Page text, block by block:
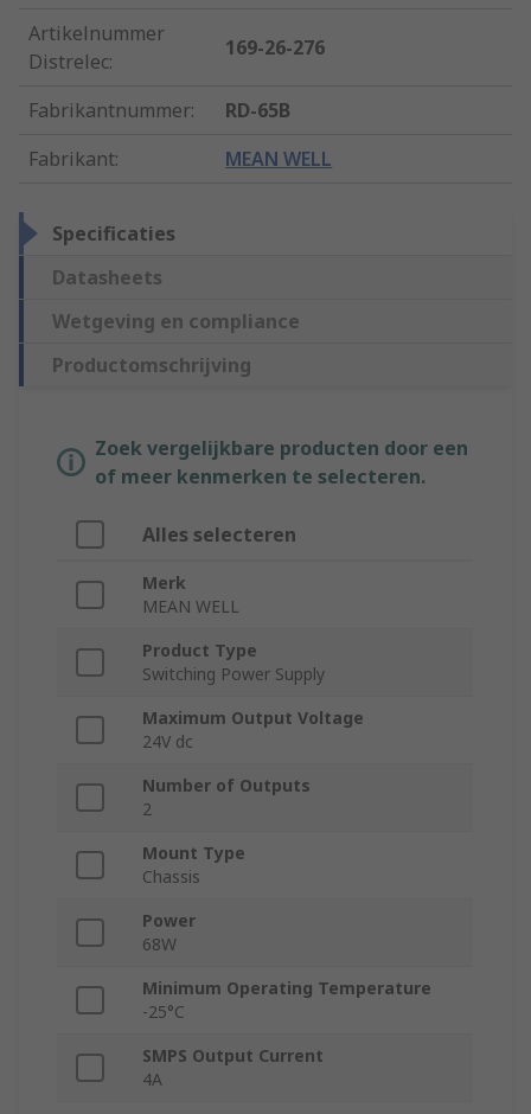
Artikelnummer
Distrelec:
169-26-276
Fabrikantnummer:
RD-65B
Fabrikant: MEAN WELL
Specificaties
Datasheets
Wetgeving en compliance
Productomschrijving
Zoek vergelijkbare producten door een
of meer kenmerken te selecteren.
Alles selecteren
Merk
MEAN WELL
Product Type
Switching Power Supply
Maximum Output Voltage
24V dc
Number of Outputs
2
Mount Type
Chassis
Power
68W
Minimum Operating Temperature
-25°C
SMPS Output Current
4A